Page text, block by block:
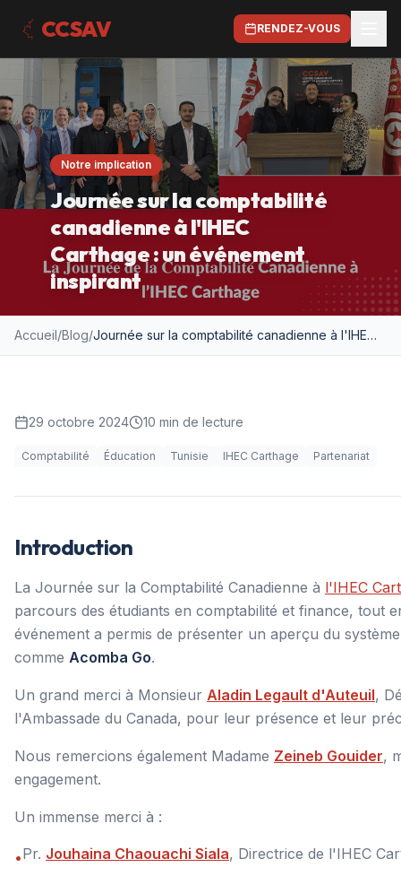
CCSAV RENDEZ-VOUS
Notre implication
Journée sur la comptabilité
canadienne à l'IHEC
Carthage : un événement
inspirant
Accueil/Blog/ Journée sur la comptabilité canadienne à l'IHEC Carthage : un événement inspirant
29 octobre 2024 10 min de lecture
Comptabilité Éducation Tunisie IHEC Carthage Partenariat
Introduction
La Journée sur la Comptabilité Canadienne à l'IHEC
parcours des étudiants en comptabilité et finance, tout
événement a permis de présenter un aperçu du
comme Acomba Go.
Un grand merci à Monsieur Aladin Legault d'Auteuil,
l'Ambassade du Canada, pour leur présence et leur
Nous remercions également Madame Zeineb Gouider,
engagement.
Un immense merci à :
•Pr. Jouhaina Chaouachi Siala, Directrice de l'IHEC